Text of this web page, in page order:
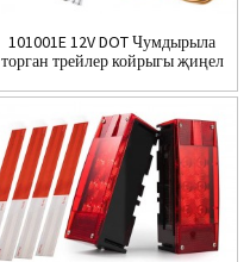
101001E 12V DOT Чумдырыла
торган трейлер койрыгы җиңел